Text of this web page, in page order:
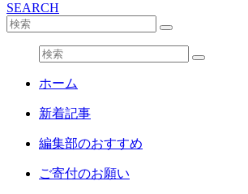
SEARCH
ホーム
新着記事
編集部のおすすめ
ご寄付のお願い